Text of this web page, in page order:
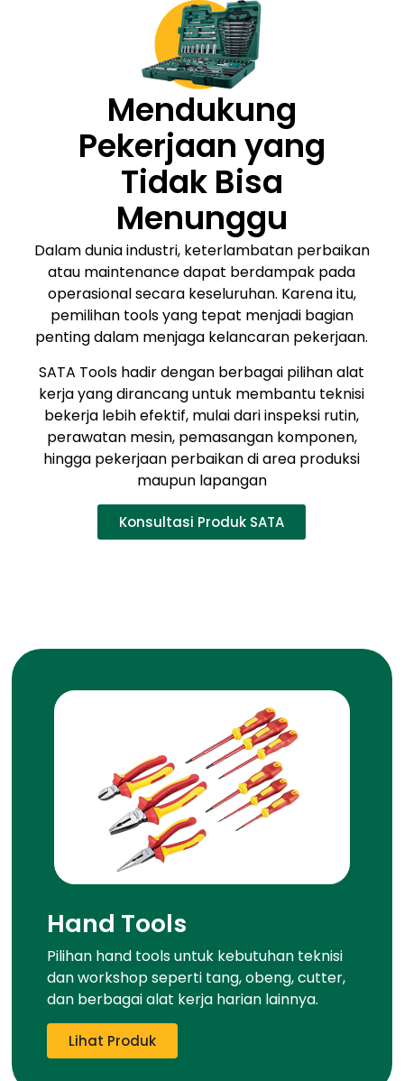
Mendukung
Pekerjaan yang
Tidak Bisa
Menunggu
Dalam dunia industri, keterlambatan perbaikan
atau maintenance dapat berdampak pada
operasional secara keseluruhan. Karena itu,
pemilihan tools yang tepat menjadi bagian
penting dalam menjaga kelancaran pekerjaan.
SATA Tools hadir dengan berbagai pilihan alat
kerja yang dirancang untuk membantu teknisi
bekerja lebih efektif, mulai dari inspeksi rutin,
perawatan mesin, pemasangan komponen,
hingga pekerjaan perbaikan di area produksi
maupun lapangan
Konsultasi Produk SATA
Hand Tools
Pilihan hand tools untuk kebutuhan teknisi
dan workshop seperti tang, obeng, cutter,
dan berbagai alat kerja harian lainnya.
Lihat Produk